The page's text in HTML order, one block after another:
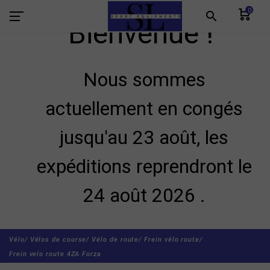
search 0
Bienvenue !
Nous sommes
actuellement en congés
jusqu'au 23 août, les
expéditions reprendront le
24 août 2026 .
Vélo/ Vélos de course/ Vélo de route/ Frein vélo route/
Frein velo route 4ZA Forza